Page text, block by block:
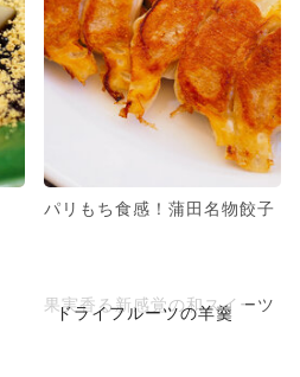
パリもち食感！蒲田名物餃子
ドライフルーツの羊羹
果実香る新感覚の和スイーツ